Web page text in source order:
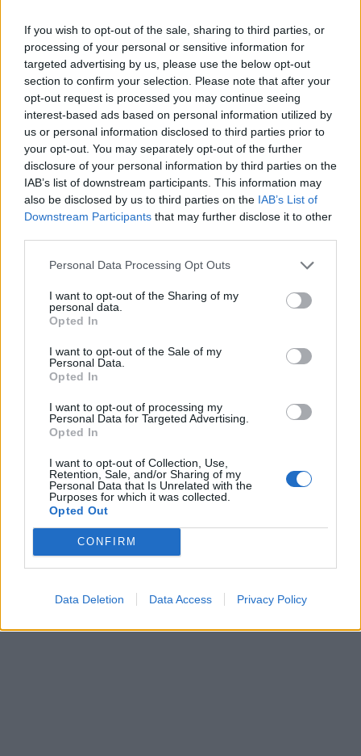
If you wish to opt-out of the sale, sharing to third parties, or
processing of your personal or sensitive information for
targeted advertising by us, please use the below opt-out
section to confirm your selection. Please note that after your
opt-out request is processed you may continue seeing
interest-based ads based on personal information utilized by
us or personal information disclosed to third parties prior to
your opt-out. You may separately opt-out of the further
disclosure of your personal information by third parties on the
IAB’s list of downstream participants. This information may
also be disclosed by us to third parties on the IAB’s List of
Downstream Participants that may further disclose it to other
Personal Data Processing Opt Outs
I want to opt-out of the Sharing of my
personal data.
Opted In
I want to opt-out of the Sale of my
Personal Data.
Opted In
I want to opt-out of processing my
Personal Data for Targeted Advertising.
Opted In
I want to opt-out of Collection, Use,
Retention, Sale, and/or Sharing of my
Personal Data that Is Unrelated with the
Purposes for which it was collected.
Opted Out
CONFIRM
Data Deletion Data Access Privacy Policy
Izabeli. Jedzie ona z ojcem w powozie, a za
oknami widzi bardzo dziwny krajobraz –
gęstą mgłę oraz ciemne jezioro, w którym
nic nie widać. Na ich ścieżce staje osoba
w ubrudzonej koszuli, która trzyma w
ogromnych, czerwonych dłoniach karty.
Tą postacią jest Wokulski. Jego koszula
związana jest z pochodzeniem
nieszlacheckim, a czerwone dłonie ze
zdartą skórą – z ciężką pracą, którą
o przyszłość, którą zafunduje jej ojciec –
niezbyt inteligentny i rozgarnięty
mężczyzna. Dziewczyna obawiała się, że
karty” – oddana przez ojca i zmuszona do
małżeństwa. Podświadomie stworzyła więc
z Wokulskiego monstrum, którego
obawiała się nie tylko w snach, ale
wiedziała, że małżeństwo z kupcem będzie
dobrym sposobem na wzbogacenie się.